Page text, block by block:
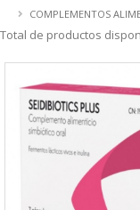
COMPLEMENTOS
Total de productos